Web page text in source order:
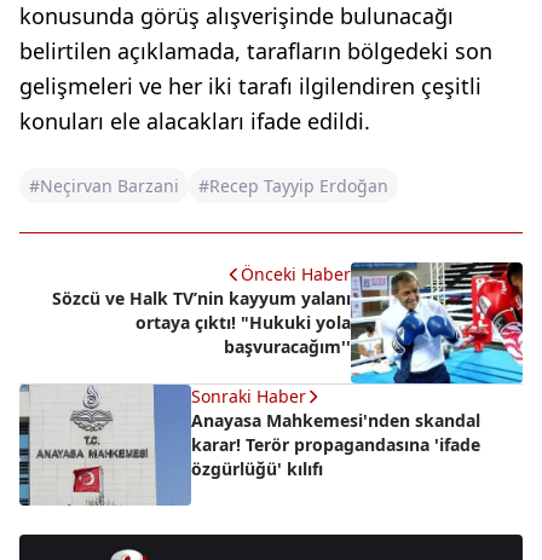
konusunda görüş alışverişinde bulunacağı
belirtilen açıklamada, tarafların bölgedeki son
gelişmeleri ve her iki tarafı ilgilendiren çeşitli
konuları ele alacakları ifade edildi.
#Neçirvan Barzani #Recep Tayyip Erdoğan
Önceki Haber
Sözcü ve Halk TV’nin kayyum yalanı
ortaya çıktı! "Hukuki yola
başvuracağım''
Sonraki Haber
Anayasa Mahkemesi'nden skandal
karar! Terör propagandasına 'ifade
özgürlüğü' kılıfı